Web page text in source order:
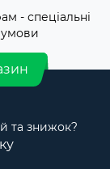
- спеціальні
умови
та знижок?